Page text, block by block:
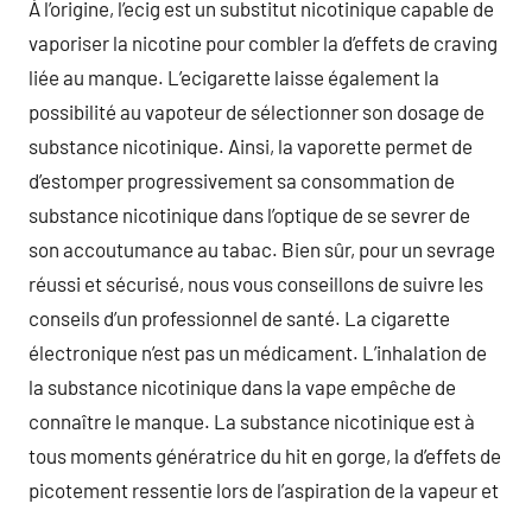
À l’origine, l’ecig est un substitut nicotinique capable de
vaporiser la nicotine pour combler la d’effets de craving
liée au manque. L’ecigarette laisse également la
possibilité au vapoteur de sélectionner son dosage de
substance nicotinique. Ainsi, la vaporette permet de
d’estomper progressivement sa consommation de
substance nicotinique dans l’optique de se sevrer de
son accoutumance au tabac. Bien sûr, pour un sevrage
réussi et sécurisé, nous vous conseillons de suivre les
conseils d’un professionnel de santé. La cigarette
électronique n’est pas un médicament. L’inhalation de
la substance nicotinique dans la vape empêche de
connaître le manque. La substance nicotinique est à
tous moments génératrice du hit en gorge, la d’effets de
picotement ressentie lors de l’aspiration de la vapeur et